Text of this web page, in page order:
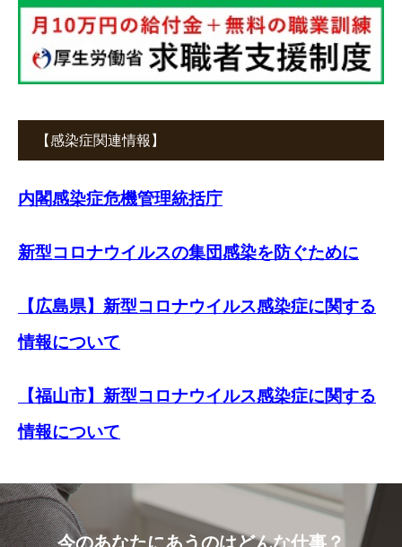
【感染症関連情報】
内閣感染症危機管理統括庁
新型コロナウイルスの集団感染を防ぐために
【広島県】新型コロナウイルス感染症に関する
情報について
【福山市】新型コロナウイルス感染症に関する
情報について
今のあなたにあうのはどんな仕事？